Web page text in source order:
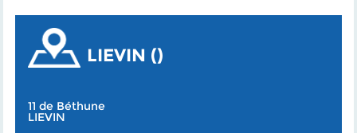
LIEVIN ()
11 de Béthune
LIEVIN